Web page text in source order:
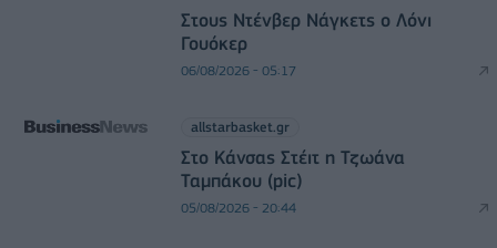
Στους Ντένβερ Νάγκετς ο Λόνι
Γουόκερ
06/08/2026 - 05:17
allstarbasket.gr
Στο Κάνσας Στέιτ η Τζωάνα
Ταμπάκου (pic)
05/08/2026 - 20:44